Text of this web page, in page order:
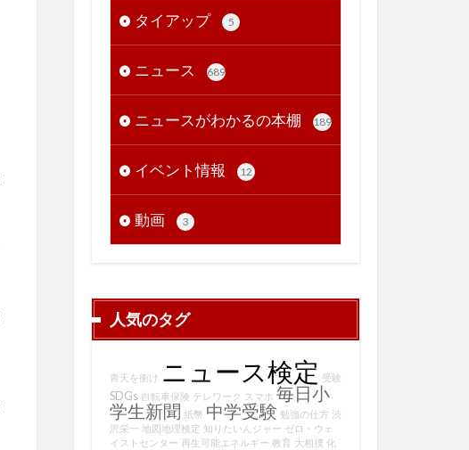
タイアップ 5
ニュース 689
ニュースがわかるの本棚 189
イベント情報 12
動画 3
人気のタグ
青天を衝け ニュース検定 受験
SDGs 自転車保険 テレワーク スマホ 毎日小
学生新聞 紙幣 中学受験 勉強の仕方 渋
沢栄一 地図地理検定 知りたいんジャー ゼロ・ウェ
イストセンター 再生可能エネルギー 教育 大相撲 化